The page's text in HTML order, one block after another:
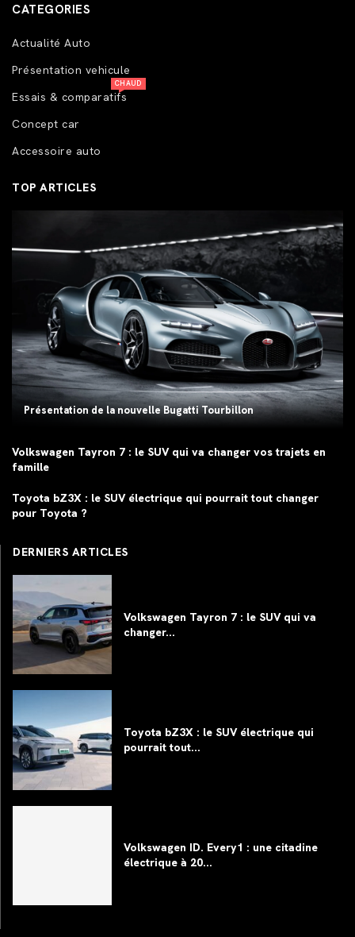
CATEGORIES
Actualité Auto
Présentation vehicule
Essais & comparatifs
CHAUD
Concept car
Accessoire auto
TOP ARTICLES
Présentation de la nouvelle Bugatti Tourbillon
Volkswagen Tayron 7 : le SUV qui va changer vos trajets en
famille
Toyota bZ3X : le SUV électrique qui pourrait tout changer
pour Toyota ?
DERNIERS ARTICLES
Volkswagen Tayron 7 : le SUV qui va
changer...
Toyota bZ3X : le SUV électrique qui
pourrait tout...
Volkswagen ID. Every1 : une citadine
électrique à 20...